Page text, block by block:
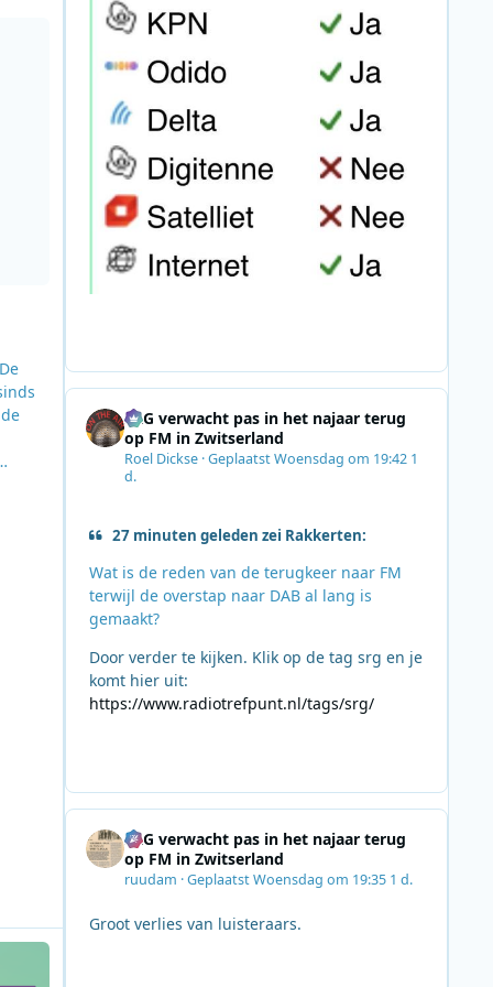
Broederliefde of Dyna?
SRG verwacht pas in het najaar terug
op FM in Zwitserland
Roel Dickse·GeplaatstWoensdag om 19:42 1
d.
27 minuten geleden zei Rakkerten:
Wat is de reden van de terugkeer naar FM
terwijl de overstap naar DAB al lang is
gemaakt?
Door verder te kijken. Klik op de tag srg en je
komt hier uit:
https://www.radiotrefpunt.nl/tags/srg/
SRG verwacht pas in het najaar terug
op FM in Zwitserland
ruudam ·GeplaatstWoensdag om 19:35 1 d.
Groot verlies van luisteraars.